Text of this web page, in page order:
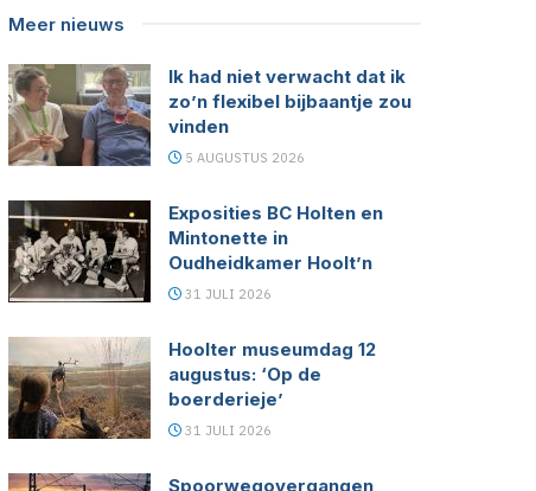
Meer nieuws
Ik had niet verwacht dat ik
zo’n flexibel bijbaantje zou
vinden
5 AUGUSTUS 2026
Exposities BC Holten en
Mintonette in
Oudheidkamer Hoolt’n
31 JULI 2026
Hoolter museumdag 12
augustus: ‘Op de
boerderieje’
31 JULI 2026
Spoorwegovergangen